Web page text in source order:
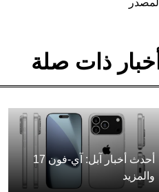
المصدر
أخبار ذات صلة
أحدث أخبار آبل: آي-فون 17
والمزيد